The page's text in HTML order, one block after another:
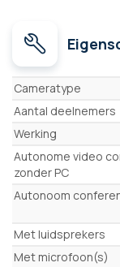
Eigenschappen
Cameratype
Aantal deelnemers
Werking
Autonome video
zonder PC
Autonoom
Met luidsprekers
Met microfoon(s)